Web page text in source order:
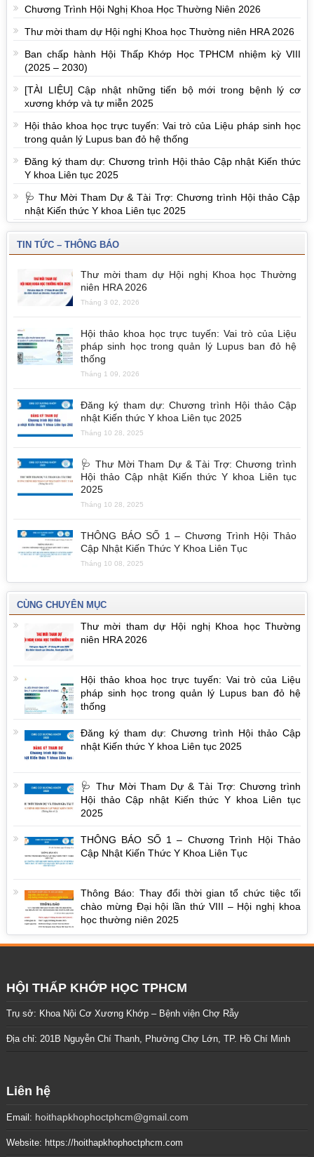
Chương Trình Hội Nghị Khoa Học Thường Niên 2026
Thư mời tham dự Hội nghị Khoa học Thường niên HRA 2026
Ban chấp hành Hội Thấp Khớp Học TPHCM nhiệm kỳ VIII
(2025 – 2030)
[TÀI LIỆU] Cập nhật những tiến bộ mới trong bệnh lý cơ
xương khớp và tự miễn 2025
Hội thảo khoa học trực tuyến: Vai trò của Liệu pháp sinh học
trong quản lý Lupus ban đỏ hệ thống
Đăng ký tham dự: Chương trình Hội thảo Cập nhật Kiến thức
Y khoa Liên tục 2025
🩺 Thư Mời Tham Dự & Tài Trợ: Chương trình Hội thảo Cập
nhật Kiến thức Y khoa Liên tục 2025
TIN TỨC – THÔNG BÁO
Thư mời tham dự Hội nghị Khoa học Thường
niên HRA 2026
Tháng 3 02, 2026
Hội thảo khoa học trực tuyến: Vai trò của Liệu
pháp sinh học trong quản lý Lupus ban đỏ hệ
thống
Tháng 1 09, 2026
Đăng ký tham dự: Chương trình Hội thảo Cập
nhật Kiến thức Y khoa Liên tục 2025
Tháng 10 28, 2025
🩺 Thư Mời Tham Dự & Tài Trợ: Chương trình
Hội thảo Cập nhật Kiến thức Y khoa Liên tục
2025
Tháng 10 28, 2025
THÔNG BÁO SỐ 1 – Chương Trình Hội Thảo
Cập Nhật Kiến Thức Y Khoa Liên Tục
Tháng 10 08, 2025
CÙNG CHUYÊN MỤC
Thư mời tham dự Hội nghị Khoa học Thường
niên HRA 2026
Hội thảo khoa học trực tuyến: Vai trò của Liệu
pháp sinh học trong quản lý Lupus ban đỏ hệ
thống
Đăng ký tham dự: Chương trình Hội thảo Cập
nhật Kiến thức Y khoa Liên tục 2025
🩺 Thư Mời Tham Dự & Tài Trợ: Chương trình
Hội thảo Cập nhật Kiến thức Y khoa Liên tục
2025
THÔNG BÁO SỐ 1 – Chương Trình Hội Thảo
Cập Nhật Kiến Thức Y Khoa Liên Tục
Thông Báo: Thay đổi thời gian tổ chức tiệc tối
chào mừng Đại hội lần thứ VIII – Hội nghị khoa
học thường niên 2025
HỘI THẤP KHỚP HỌC TPHCM
Trụ sở: Khoa Nội Cơ Xương Khớp – Bệnh viện Chợ Rẫy
Địa chỉ: 201B Nguyễn Chí Thanh, Phường Chợ Lớn, TP. Hồ Chí Minh
Liên hệ
Email: hoithapkhophoctphcm@gmail.com
Website: https://hoithapkhophoctphcm.com